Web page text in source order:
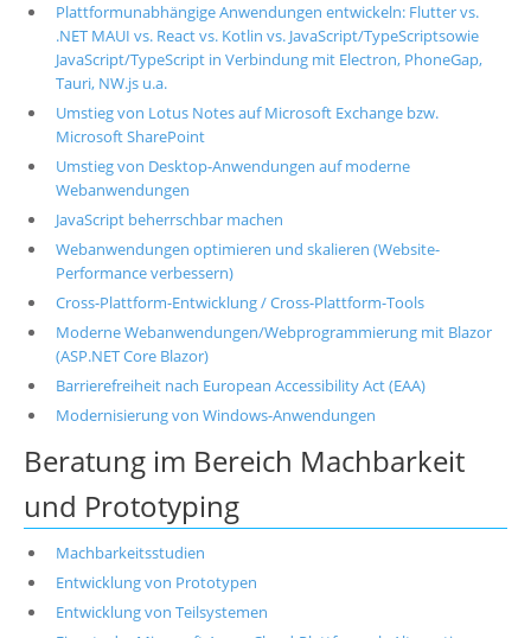
Plattformunabhängige Anwendungen entwickeln: Flutter vs.
.NET MAUI vs. React vs. Kotlin vs. JavaScript/TypeScriptsowie
JavaScript/TypeScript in Verbindung mit Electron, PhoneGap,
Tauri, NW.js u.a.
Umstieg von Lotus Notes auf Microsoft Exchange bzw.
Microsoft SharePoint
Umstieg von Desktop-Anwendungen auf moderne
Webanwendungen
JavaScript beherrschbar machen
Webanwendungen optimieren und skalieren (Website-
Performance verbessern)
Cross-Plattform-Entwicklung / Cross-Plattform-Tools
Moderne Webanwendungen/Webprogrammierung mit Blazor
(ASP.NET Core Blazor)
Barrierefreiheit nach European Accessibility Act (EAA)
Modernisierung von Windows-Anwendungen
Beratung im Bereich Machbarkeit
und Prototyping
Machbarkeitsstudien
Entwicklung von Prototypen
Entwicklung von Teilsystemen